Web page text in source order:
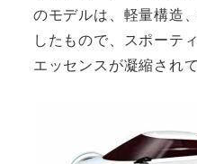
のモデルは、軽量構造
したもので、スポーテ
エッセンスが凝縮されて